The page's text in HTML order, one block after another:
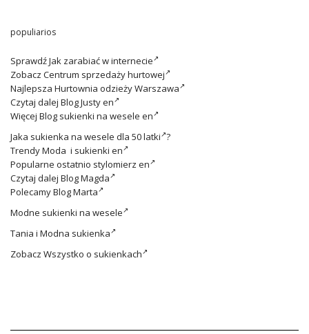
populiarios
SprawdźJak zarabiać w internecie
Zobacz Centrum sprzedaży hurtowej
Najlepsza Hurtownia odzieży Warszawa
Czytaj dalej Blog Justy en
Więcej Blog sukienki na wesele en
Jaka sukienka na wesele dla 50 latki ?
TrendyModa i sukienki en
Popularne ostatnio stylomierz en
Czytaj dalej Blog Magda
PolecamyBlog Marta
Modne sukienki na wesele
Tania i Modna sukienka
Zobacz Wszystko o sukienkach